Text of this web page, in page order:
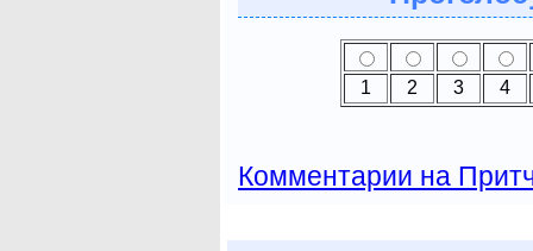
1 2 3 4
Комментарии на